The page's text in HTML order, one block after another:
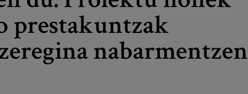
prestakuntzak
nabarmentzen